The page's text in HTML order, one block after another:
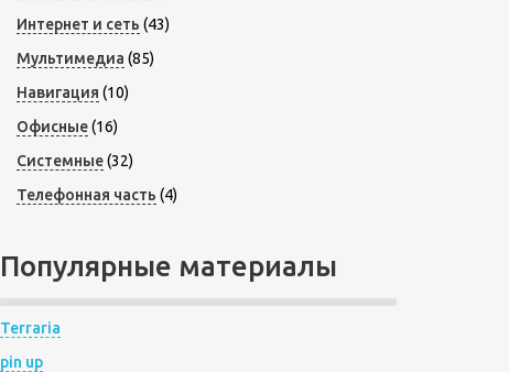
Интернет и сеть (43)
Мультимедиа (85)
Навигация (10)
Офисные(16)
Системные(32)
Телефонная часть (4)
Популярные материалы
Terraria
pin up